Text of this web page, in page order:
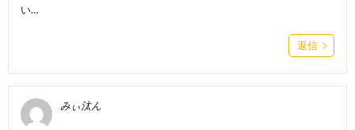
い…
返信
みぃ汰ん